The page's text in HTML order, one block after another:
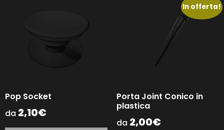
Pop Socket
da 2,10€
In offerta!
Porta Joint Conico in
plastica
da 2,00€